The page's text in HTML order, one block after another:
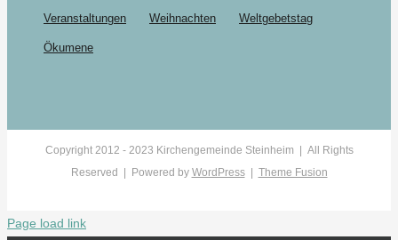
Veranstaltungen Weihnachten Weltgebetstag
Ökumene
Copyright 2012 - 2023 Kirchengemeinde Steinheim | All Rights
Reserved | Powered by WordPress| Theme Fusion
Page load link